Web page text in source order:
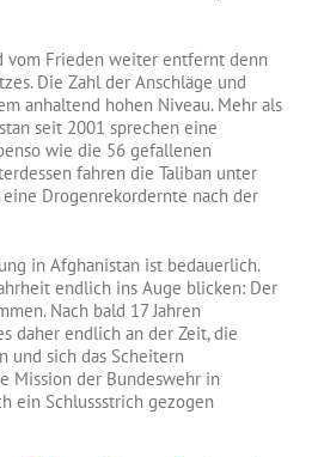
vom Frieden weiter entfernt denn
Die Zahl der Anschläge und
anhaltend hohen Niveau. Mehr als
seit 2001 sprechen eine
wie die 56 gefallenen
fahren die Taliban unter
Drogenrekordernte nach der
in Afghanistan ist bedauerlich.
endlich ins Auge blicken: Der
Nach bald 17 Jahren
daher endlich an der Zeit, die
und sich das Scheitern
Mission der Bundeswehr in
ein Schlussstrich gezogen